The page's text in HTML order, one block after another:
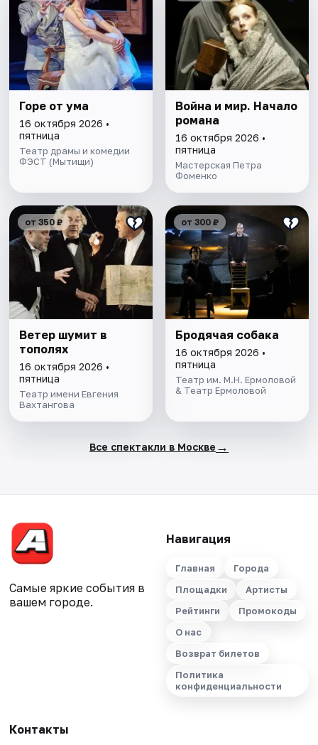
Горе от ума
16 октября 2026 •
пятница
Театр драмы и комедии
ФЭСТ (Мытищи)
Война и мир. Начало
романа
16 октября 2026 •
пятница
Мастерская Петра
Фоменко
от 350 ₽
Ветер шумит в
тополях
16 октября 2026 •
пятница
Театр имени Евгения
Вахтангова
от 300 ₽
Бродячая собака
16 октября 2026 •
пятница
Театр им. М.Н. Ермоловой
& Театр Ермоловой
Все спектакли в Москве →
Самые яркие события в
вашем городе.
Навигация
Главная
Города
Площадки
Артисты
Рейтинги
Промокоды
О нас
Возврат билетов
Политика
конфиденциальности
Контакты